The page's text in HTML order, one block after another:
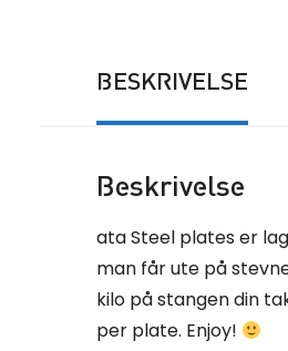
BESKRIVELSE
Beskrivelse
ata Steel plates er
man får ute på
kilo på stangen din
per plate. Enjoy!